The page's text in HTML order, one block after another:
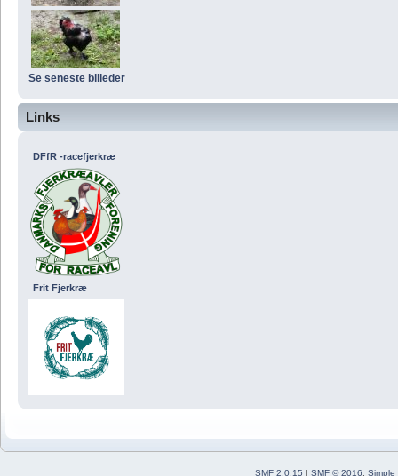
Se seneste billeder
Links
DFfR -racefjerkræ
Frit Fjerkræ
SMF 2.0.15 | SMF © 2016, Simple